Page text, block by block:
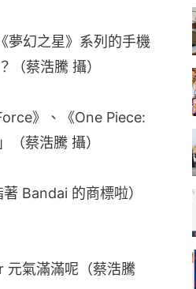
夢幻之星》系列的手機
蔡浩騰 攝）
》、《One Piece:
蔡浩騰 攝）
Bandai 的商標啦）
元氣滿滿呢（蔡浩騰